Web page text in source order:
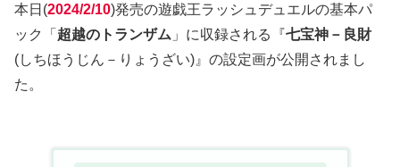
本日(2024/2/10)発売の遊戯王ラッシュデュエルの基本パ
ック「 超越のトランザム 」に収録される『七宝神－良財
(しちほうじん－りょうざい)』の設定画が公開されまし
た。